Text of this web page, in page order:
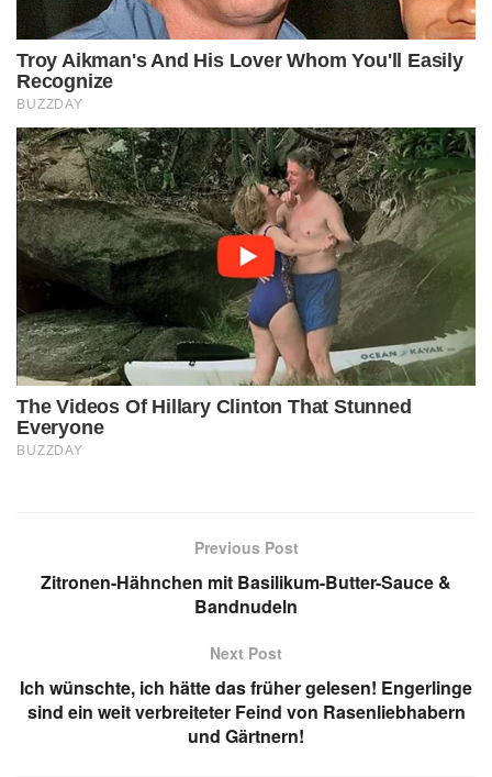
Previous Post
Zitronen-Hähnchen mit Basilikum-Butter-Sauce &
Bandnudeln
Next Post
Ich wünschte, ich hätte das früher gelesen! Engerlinge
sind ein weit verbreiteter Feind von Rasenliebhabern
und Gärtnern!